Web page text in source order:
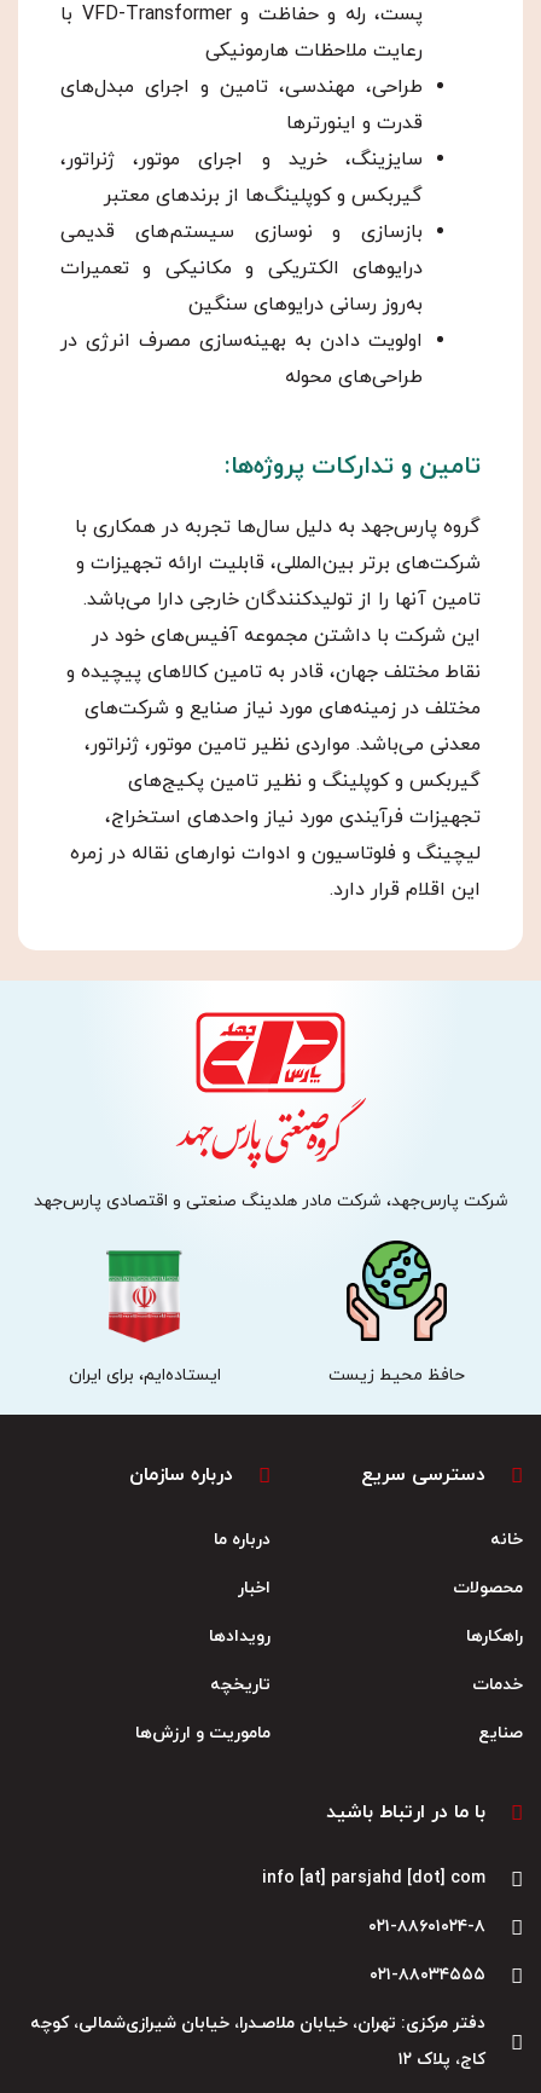
پست، رله و حفاظت و VFD-Transformer با
رعایت ملاحظات هارمونیکی
طراحی، مهندسی، تامین و اجرای مبدل‌های
قدرت و اینورترها
سایزینگ، خرید و اجرای موتور، ژنراتور،
گیربکس و کوپلینگ‌ها از برندهای معتبر
بازسازی و نوسازی سیستم‌های قدیمی
درایوهای الکتریکی و مکانیکی و تعمیرات
به‌روز رسانی درایوهای سنگین
اولویت دادن به بهینه‌سازی مصرف انرژی در
طراحی‌های محوله
تامین و تدارکات پروژه‌ها:
گروه پارس‌جهد به دلیل سال‌ها تجربه در همکاری با
شرکت‌های برتر بین‌المللی، قابلیت ارائه تجهیزات و
تامین آنها را از تولیدکنندگان خارجی دارا می‌باشد.
این شرکت با داشتن مجموعه آفیس‌های خود در
نقاط مختلف جهان، قادر به تامین کالاهای پیچیده و
مختلف در زمینه‌های مورد نیاز صنایع و شرکت‌های
معدنی می‌باشد. مواردی نظیر تامین موتور، ژنراتور،
گیربکس و کوپلینگ و نظیر تامین پکیج‌های
تجهیزات فرآیندی مورد نیاز واحدهای استخراج،
لیچینگ و فلوتاسیون و ادوات نوارهای نقاله در زمره
این اقلام قرار دارد.
شرکت پارس‌جهد، شرکت مادر هلدینگ صنعتی و اقتصادی پارس‌جهد
حافظ محیط زیست ایستاده‌ایم، برای ایران
دسترسی سریع
خانه
محصولات
راهکارها
خدمات
صنایع
درباره سازمان
درباره ما
اخبار
رویدادها
تاریخچه
ماموریت و ارزش‌ها
با ما در ارتباط باشید
info [at] parsjahd [dot] com
۰۲۱-۸۸۶۰۱۰۲۴-۸
۰۲۱-۸۸۰۳۴۵۵۵
دفتر مرکزی: تهران، خیابان ملاصـدرا، خیابان شیرازی‌شمالی، کوچه
کاج، پلاک ۱۲